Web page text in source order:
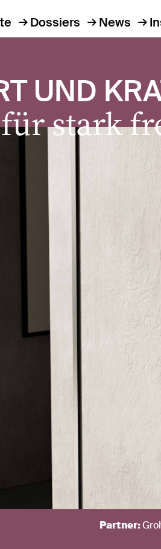
Dossiers News
UND
stark
Partner: